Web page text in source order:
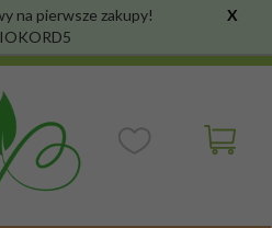
na pierwsze zakupy!
X